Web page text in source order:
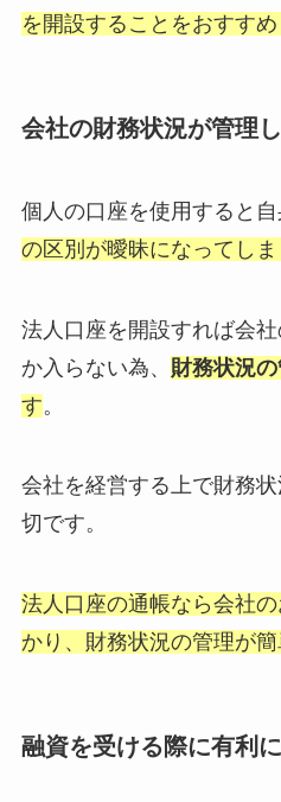
を開設することをおすす
会社の財務状況が管理
個人の口座を使用すると
の区別が曖昧になってし
法人口座を開設すれば会
か入らない為、 財務状況
す。
会社を経営する上で財務
切です。
法人口座の通帳なら会社
かり、財務状況の管理が
融資を受ける際に有利